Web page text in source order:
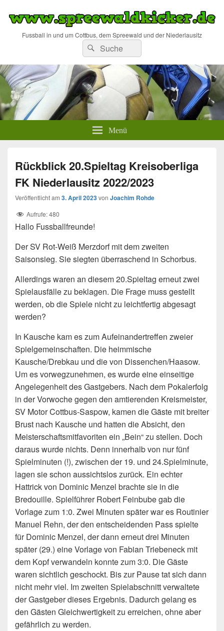
Fussball in und um Cottbus, dem Spreewald und der Niederlausitz
Suchen
nach:
Suchen
Menü
Rückblick 20.Spieltag Kreisoberliga
FK Niederlausitz 2022/2023
Veröffentlicht am 3. April 2023von Joachim Rohde
Aufrufe:480
Hallo Fussballfreunde!
Der SV Rot-Weiß Merzdorf mit dem zweiten
Saisonsieg. Sie siegten überraschend in Schorbus.
Allerdings waren an diesem 20.Spieltag erneut zwei
Spielausfälle zu beklagen. Die Frage muss gestellt
werden, ob die Spiele nicht zu leichtfertig abgesagt
werden?
In Kausche kam es zum Aufeinandertreffen zweier
Spielgemeinschaften. Die heimmische
Kausche/Drebkau und die von Dissenchen/Haasow.
Um es vorwegzunehmen, es wurde eine einseitige
Angelegenheit des Gastgebers. Nach dem Pokalerfolg
in der Vorwoche gegen den amtierenden Kreismeister,
SV Motor Cottbus-Saspow, kamen die Gäste mit breiter
Brust nach Kausche und hatten die Absicht, den
Meisterschaftsmitfavoriten ein „Bein“ zu stellen. Doch
daraus wurde nichts. Denn innerhalb von nur fünf
Spielminuten (!), zwischen der 19. und 24.Spielminute,
lagen sie schon aussichtslos zurück. Ein echter
Hattrick von Dominic Menzel brachte sie in die
Bredouille. Spielführer Robert Feinbube gab die
Vorlage zum 1:0. Zwei Minuten später war es Routinier
Manuel Rehn, der den entscheidenden Pass spielte
für Dominic Menzel, der dann erneut drei Minuten
später (29.) eine Vorlage von Fabian Triebeneck mit
dem Kopf verwandeln konnte zum 3:0. Die Gäste
waren sichtlich geschockt. Bis zur Pause tat sich dann
nicht mehr viel. Im zweiten Spielabschnitt verwaltete
der Gastgeber dieses Ergebnis. Dadurch gelang es
den Gästen Gleichwertigkeit zu erreichen, ohne aber
gefährlich zu werden.